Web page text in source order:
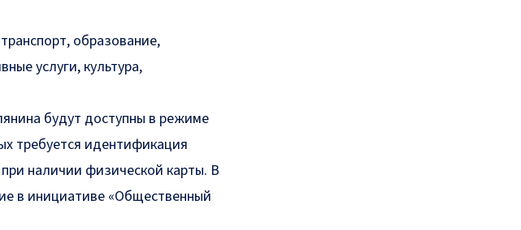
образование,
услуги, культура,
будут доступны в режиме
требуется идентификация
наличии физической карты. В
в инициативе «Общественный